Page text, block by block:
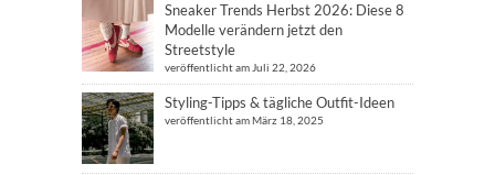
Sneaker Trends Herbst 2026: Diese 8
Modelle verändern jetzt den
Streetstyle
veröffentlicht am Juli 22, 2026
Styling-Tipps & tägliche Outfit-Ideen
veröffentlicht am März 18, 2025